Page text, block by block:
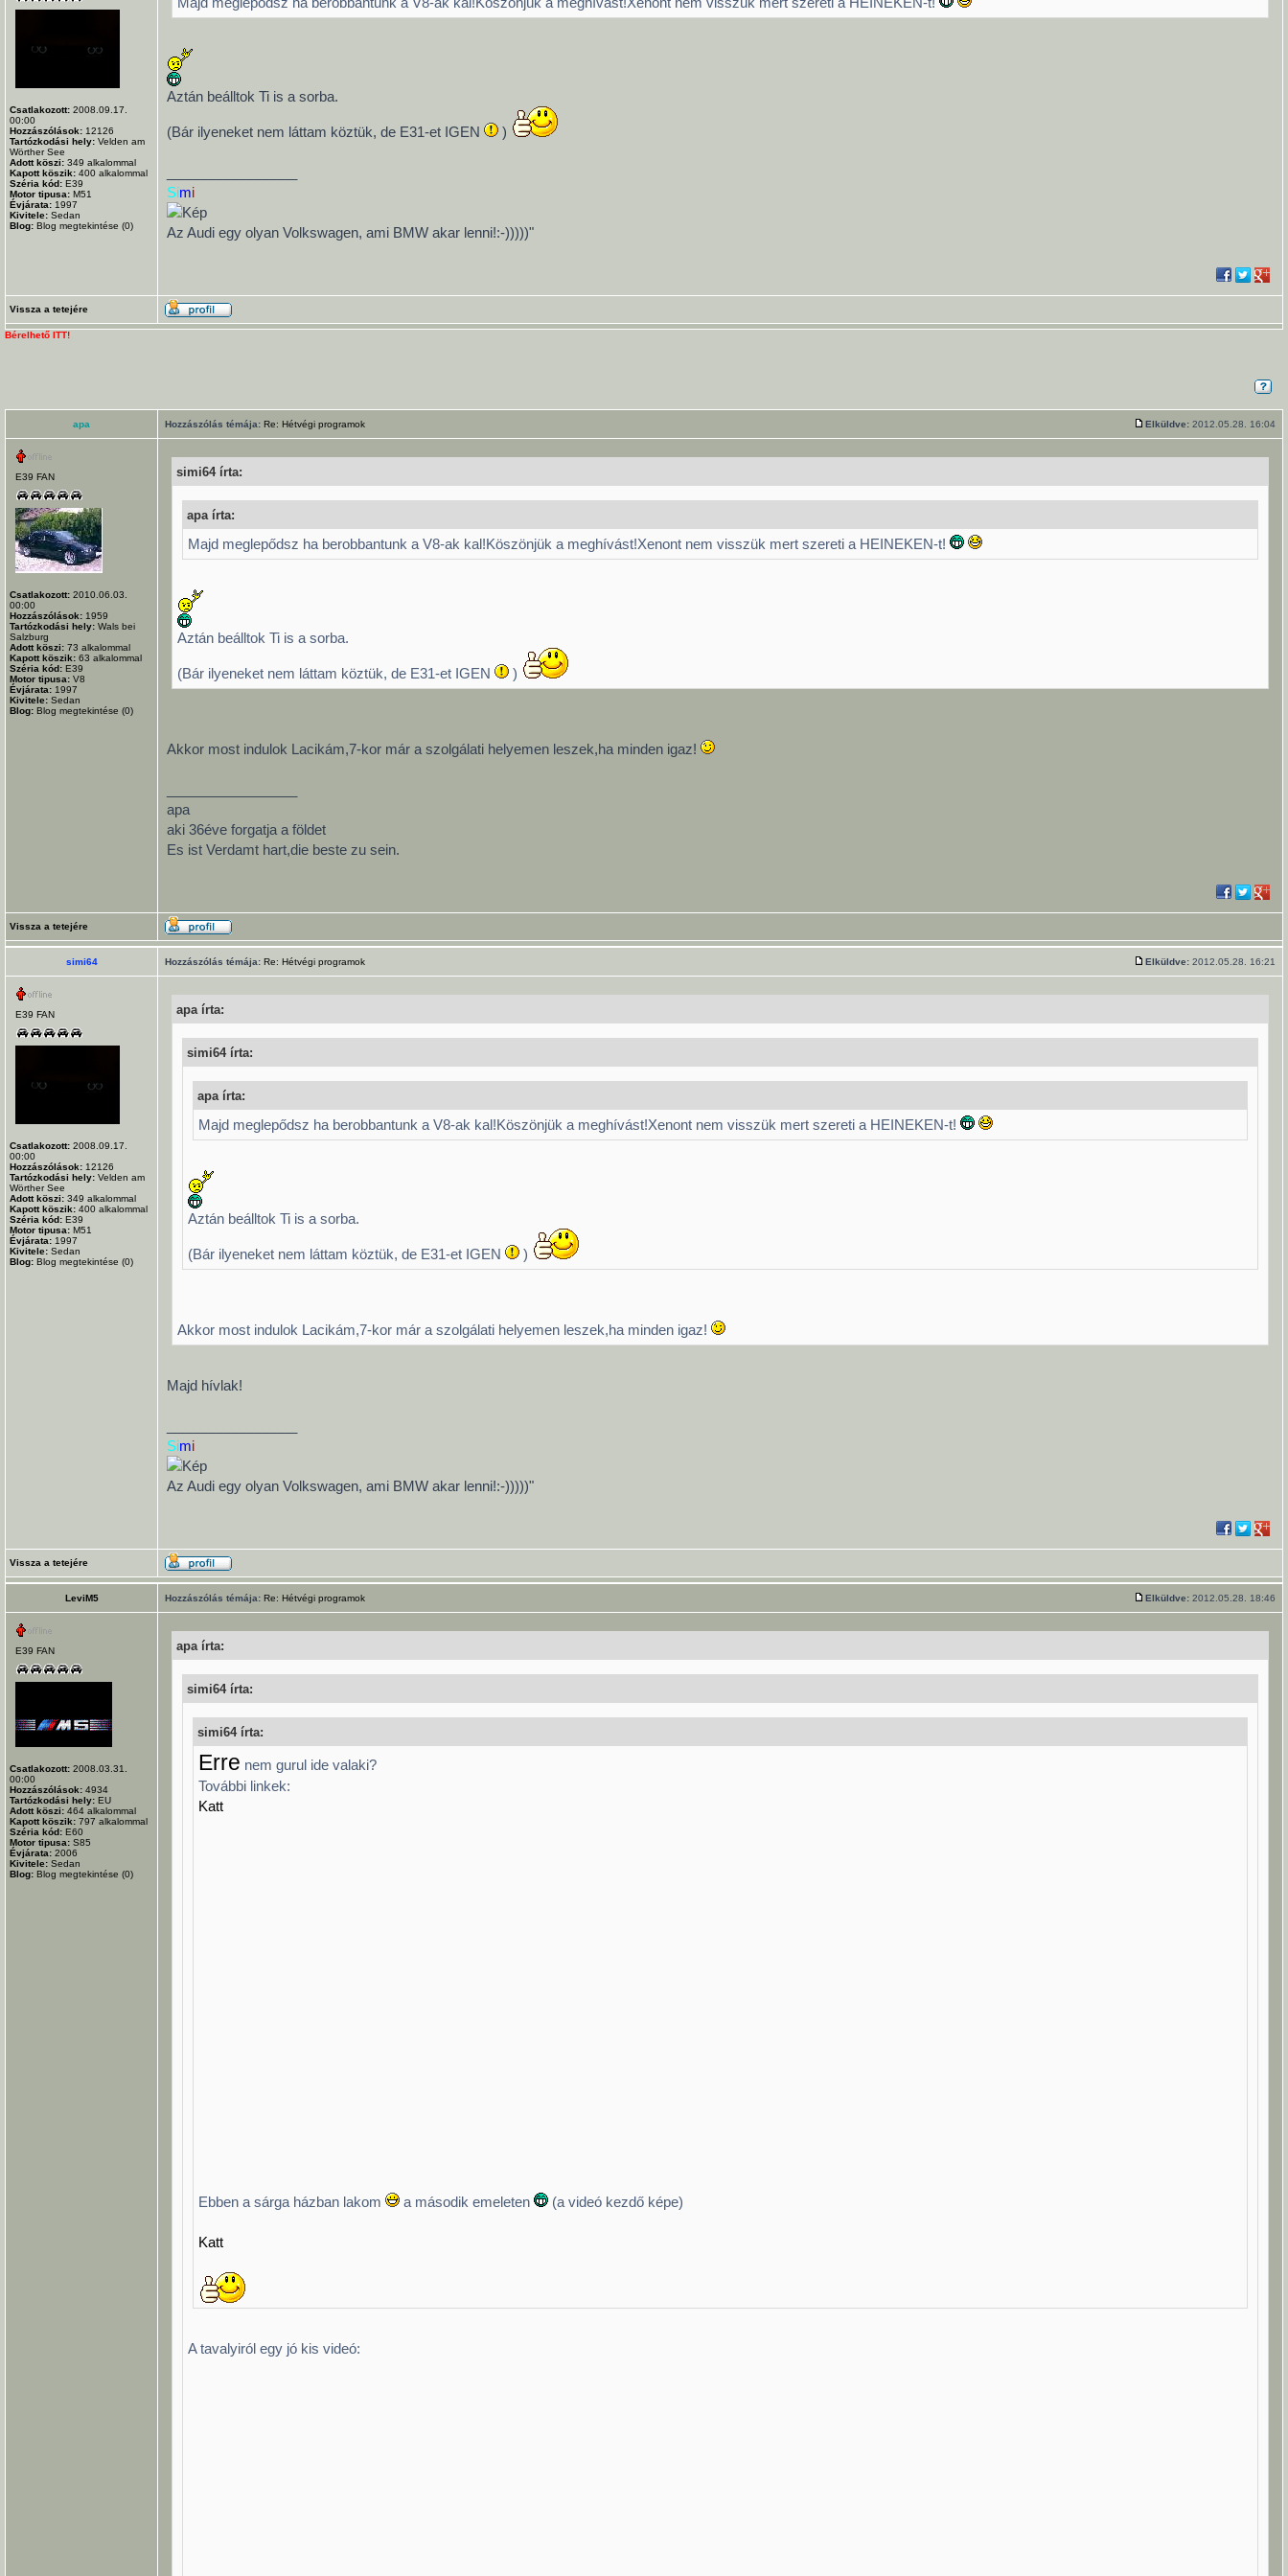
Csatlakozott: 2008.09.17.
00:00
Hozzászólások: 12126
Tartózkodási hely: Velden am
Wörther See
Adott köszi: 349 alkalommal
Kapott köszik: 400 alkalommal
Széria kód: E39
Motor tipusa: M51
Évjárata: 1997
Kivitele: Sedan
Blog: Blog megtekintése (0)
Aztán beálltok Ti is a sorba.
(Bár ilyeneket nem láttam köztük, de E31-et IGEN )
Simi
Az Audi egy olyan Volkswagen, ami BMW akar lenni!:-)))))"
Vissza a tetejére
Bérelhető ITT!
apa Hozzászólás témája: Re: Hétvégi programok Elküldve: 2012.05.28. 16:04
E39 FAN
Csatlakozott: 2010.06.03.
00:00
Hozzászólások: 1959
Tartózkodási hely: Wals bei
Salzburg
Adott köszi: 73 alkalommal
Kapott köszik: 63 alkalommal
Széria kód: E39
Motor tipusa: V8
Évjárata: 1997
Kivitele: Sedan
Blog: Blog megtekintése (0)
simi64 írta:
apa írta:
Majd meglepődsz ha berobbantunk a V8-ak kal!Köszönjük a meghívást!Xenont nem visszük mert szereti a HEINEKEN-t!
Aztán beálltok Ti is a sorba.
(Bár ilyeneket nem láttam köztük, de E31-et IGEN )
Akkor most indulok Lacikám,7-kor már a szolgálati helyemen leszek,ha minden igaz!
apa
aki 36éve forgatja a földet
Es ist Verdamt hart,die beste zu sein.
Vissza a tetejére
simi64 Hozzászólás témája: Re: Hétvégi programok Elküldve: 2012.05.28. 16:21
E39 FAN
Csatlakozott: 2008.09.17.
00:00
Hozzászólások: 12126
Tartózkodási hely: Velden am
Wörther See
Adott köszi: 349 alkalommal
Kapott köszik: 400 alkalommal
Széria kód: E39
Motor tipusa: M51
Évjárata: 1997
Kivitele: Sedan
Blog: Blog megtekintése (0)
apa írta:
simi64 írta:
apa írta:
Majd meglepődsz ha berobbantunk a V8-ak kal!Köszönjük a meghívást!Xenont nem visszük mert szereti a HEINEKEN-t!
Aztán beálltok Ti is a sorba.
(Bár ilyeneket nem láttam köztük, de E31-et IGEN )
Akkor most indulok Lacikám,7-kor már a szolgálati helyemen leszek,ha minden igaz!
Majd hívlak!
Simi
Az Audi egy olyan Volkswagen, ami BMW akar lenni!:-)))))"
Vissza a tetejére
LeviM5 Hozzászólás témája: Re: Hétvégi programok Elküldve: 2012.05.28. 18:46
E39 FAN
Csatlakozott: 2008.03.31.
00:00
Hozzászólások: 4934
Tartózkodási hely: EU
Adott köszi: 464 alkalommal
Kapott köszik: 797 alkalommal
Széria kód: E60
Motor tipusa: S85
Évjárata: 2006
Kivitele: Sedan
Blog: Blog megtekintése (0)
apa írta:
simi64 írta:
simi64 írta:
Erre nem gurul ide valaki?
További linkek:
Katt
Ebben a sárga házban lakom a második emeleten (a videó kezdő képe)
Katt
A tavalyiról egy jó kis videó: